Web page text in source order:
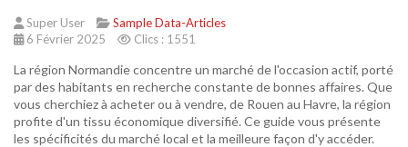
Super User
Sample Data-Articles
6 Février 2025
Clics : 1551
La région Normandie concentre un marché de l'occasion actif, porté
par des habitants en recherche constante de bonnes affaires. Que
vous cherchiez à acheter ou à vendre, de Rouen au Havre, la région
profite d'un tissu économique diversifié. Ce guide vous présente
les spécificités du marché local et la meilleure façon d'y accéder.